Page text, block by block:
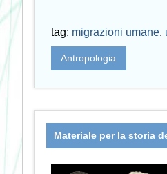
tag: migrazioni umane,
Antropologia
Materiale per la storia